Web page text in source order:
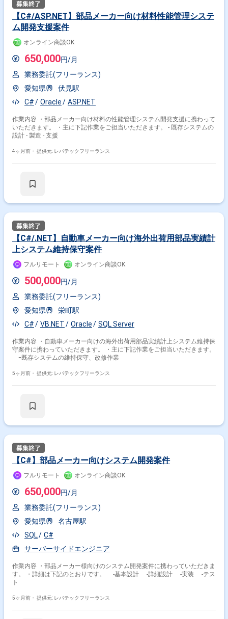
【C#/ASP.NET】部品メーカー向け材料性能管理システ
ム開発支援案件
オンライン商談OK
650,000円/月
業務委託(フリーランス)
愛知県
伏見駅
C#
Oracle ASP.NET
作業内容 ・部品メーカー向け材料の性能管理システム開発支援に携わって
いただきます。 ・主に下記作業をご担当いただきます。 - 既存システムの
設計 - 製造 - 支援
4ヶ月前・ 提供元: レバテックフリーランス
【C#/.NET】自動車メーカー向け海外出荷用部品実績計
上システム維持保守案件
フルリモート オンライン商談OK
500,000円/月
業務委託(フリーランス)
愛知県
栄町駅
C#
VB.NET Oracle SQL Server
作業内容 ・自動車メーカー向けの海外出荷用部品実績計上システム維持保
守案件に携わっていただきます。 ・主に下記作業をご担当いただきます。
ｰ既存システムの維持保守、改修作業
5ヶ月前・ 提供元: レバテックフリーランス
【C#】部品メーカー向けシステム開発案件
フルリモート オンライン商談OK
650,000円/月
業務委託(フリーランス)
愛知県
名古屋駅
SQL
C#
サーバーサイドエンジニア
作業内容 ・部品メーカー様向けのシステム開発案件に携わっていただきま
す。 ・詳細は下記のとおりです。 ‐基本設計 ‐詳細設計 ‐実装 ‐テス
ト
5ヶ月前・ 提供元: レバテックフリーランス